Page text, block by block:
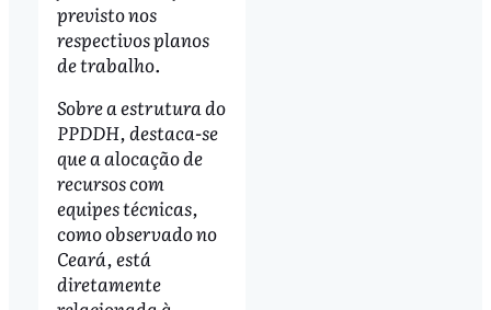
previsto nos
respectivos planos
de trabalho.
Sobre a estrutura do
PPDDH, destaca-se
que a alocação de
recursos com
equipes técnicas,
como observado no
Ceará, está
diretamente